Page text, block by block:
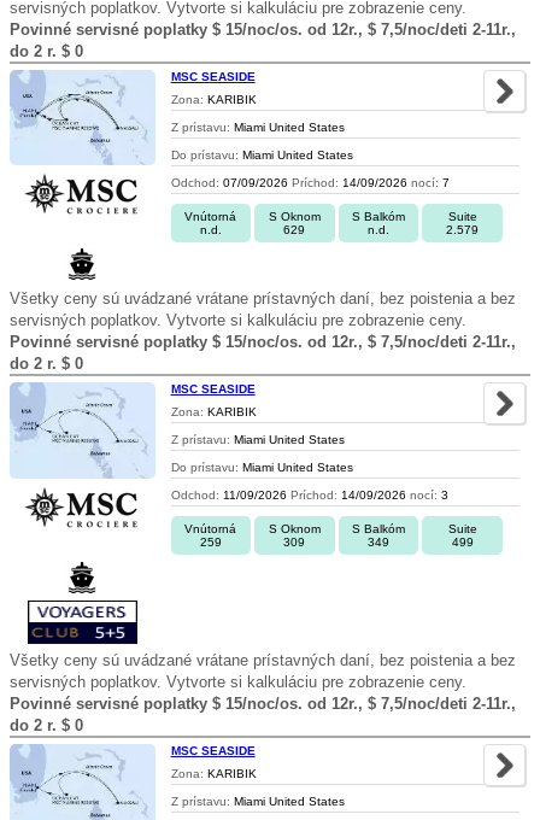
servisných poplatkov. Vytvorte si kalkuláciu pre zobrazenie ceny.
Povinné servisné poplatky $ 15/noc/os. od 12r., $ 7,5/noc/deti 2-11r.,
do 2 r. $ 0
MSC SEASIDE
Zona: KARIBIK
Z prístavu: Miami United States
Do prístavu: Miami United States
Odchod: 07/09/2026 Príchod: 14/09/2026 nocí: 7
Vnútorná
n.d.
S Oknom
629
S Balkóm
n.d.
Suite
2.579
Všetky ceny sú uvádzané vrátane prístavných daní, bez poistenia a bez
servisných poplatkov. Vytvorte si kalkuláciu pre zobrazenie ceny.
Povinné servisné poplatky $ 15/noc/os. od 12r., $ 7,5/noc/deti 2-11r.,
do 2 r. $ 0
MSC SEASIDE
Zona: KARIBIK
Z prístavu: Miami United States
Do prístavu: Miami United States
Odchod: 11/09/2026 Príchod: 14/09/2026 nocí: 3
Vnútorná
259
S Oknom
309
S Balkóm
349
Suite
499
Všetky ceny sú uvádzané vrátane prístavných daní, bez poistenia a bez
servisných poplatkov. Vytvorte si kalkuláciu pre zobrazenie ceny.
Povinné servisné poplatky $ 15/noc/os. od 12r., $ 7,5/noc/deti 2-11r.,
do 2 r. $ 0
MSC SEASIDE
Zona: KARIBIK
Z prístavu: Miami United States